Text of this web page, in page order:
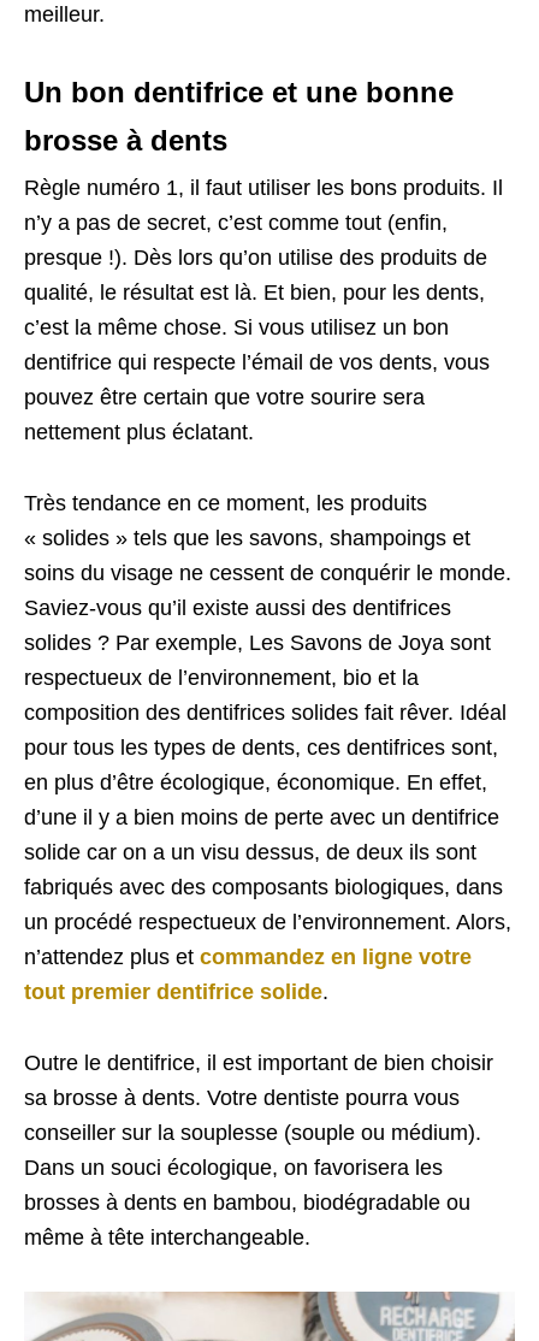
meilleur.
Un bon dentifrice et une bonne
brosse à dents
Règle numéro 1, il faut utiliser les bons produits. Il
n’y a pas de secret, c’est comme tout (enfin,
presque !). Dès lors qu’on utilise des produits de
qualité, le résultat est là. Et bien, pour les dents,
c’est la même chose. Si vous utilisez un bon
dentifrice qui respecte l’émail de vos dents, vous
pouvez être certain que votre sourire sera
nettement plus éclatant.
Très tendance en ce moment, les produits
« solides » tels que les savons, shampoings et
soins du visage ne cessent de conquérir le monde.
Saviez-vous qu’il existe aussi des dentifrices
solides ? Par exemple, Les Savons de Joya sont
respectueux de l’environnement, bio et la
composition des dentifrices solides fait rêver. Idéal
pour tous les types de dents, ces dentifrices sont,
en plus d’être écologique, économique. En effet,
d’une il y a bien moins de perte avec un dentifrice
solide car on a un visu dessus, de deux ils sont
fabriqués avec des composants biologiques, dans
un procédé respectueux de l’environnement. Alors,
n’attendez plus et commandez en ligne votre
tout premier dentifrice solide.
Outre le dentifrice, il est important de bien choisir
sa brosse à dents. Votre dentiste pourra vous
conseiller sur la souplesse (souple ou médium).
Dans un souci écologique, on favorisera les
brosses à dents en bambou, biodégradable ou
même à tête interchangeable.